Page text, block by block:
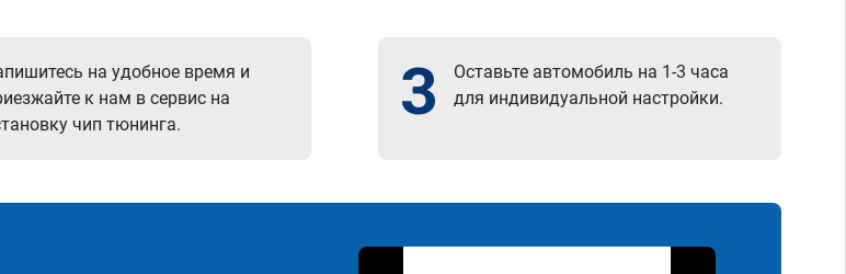
на удобное время и
к нам в сервис на
чип тюнинга.
3
Оставьте автомобиль на 1-3 часа
для индивидуальной настройки.